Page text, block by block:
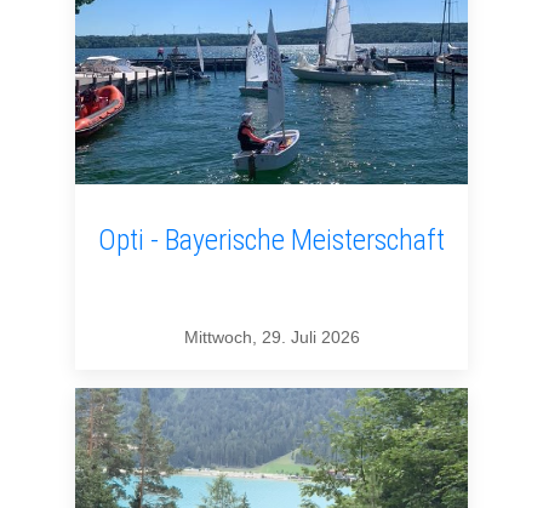
Opti - Bayerische Meisterschaft
Mittwoch, 29. Juli 2026